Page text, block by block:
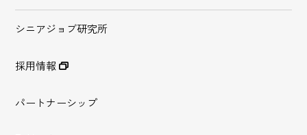
シニアジョブ研究所
採用情報
パートナーシップ